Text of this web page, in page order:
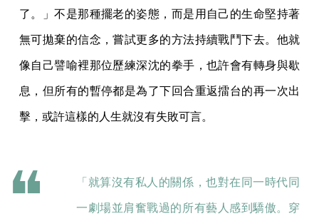
了。」不是那種擺老的姿態，而是用自己的生命堅持著
無可拋棄的信念，嘗試更多的方法持續戰鬥下去。他就
像自己譬喻裡那位歷練深沈的拳手，也許會有轉身與歇
息，但所有的暫停都是為了下回合重返擂台的再一次出
擊，或許這樣的人生就沒有失敗可言。
「就算沒有私人的關係，也對在同一時代同
一劇場並肩奮戰過的所有藝人感到驕傲。穿